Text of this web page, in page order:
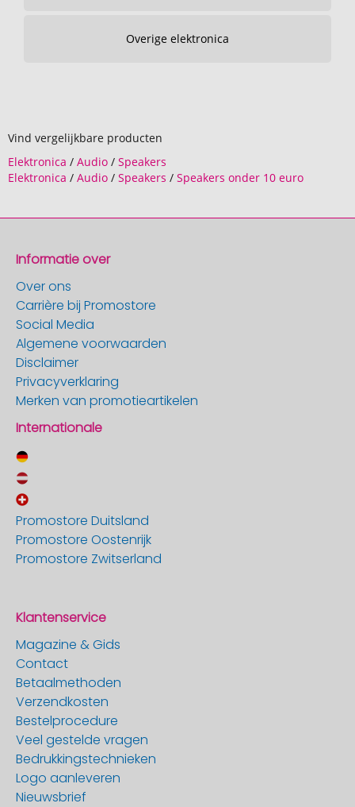
Overige elektronica
Vind vergelijkbare producten
Elektronica / Audio / Speakers
Elektronica / Audio / Speakers / Speakers onder 10 euro
Informatie over
Over ons
Carrière bij Promostore
Social Media
Algemene voorwaarden
Disclaimer
Privacyverklaring
Merken van promotieartikelen
Internationale
Promostore Duitsland
Promostore Oostenrijk
Promostore Zwitserland
Klantenservice
Magazine & Gids
Contact
Betaalmethoden
Verzendkosten
Bestelprocedure
Veel gestelde vragen
Bedrukkingstechnieken
Logo aanleveren
Nieuwsbrief